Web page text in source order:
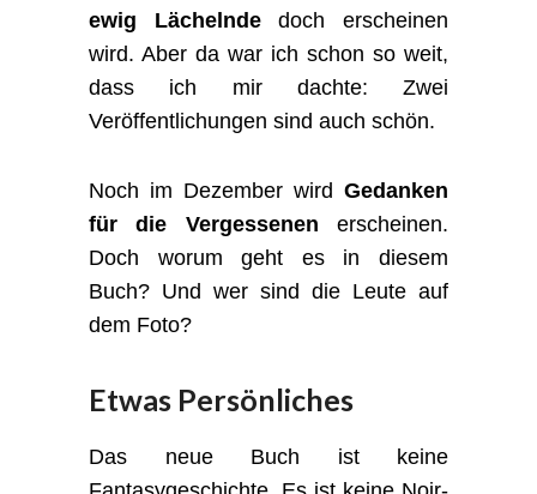
ewig Lächelndedoch erscheinen
wird. Aber da war ich schon so weit,
dass ich mir dachte: Zwei
Veröffentlichungen sind auch schön.
Noch im Dezember wird Gedanken
für die Vergessenen erscheinen.
Doch worum geht es in diesem
Buch? Und wer sind die Leute auf
dem Foto?
Etwas Persönliches
Das neue Buch ist keine